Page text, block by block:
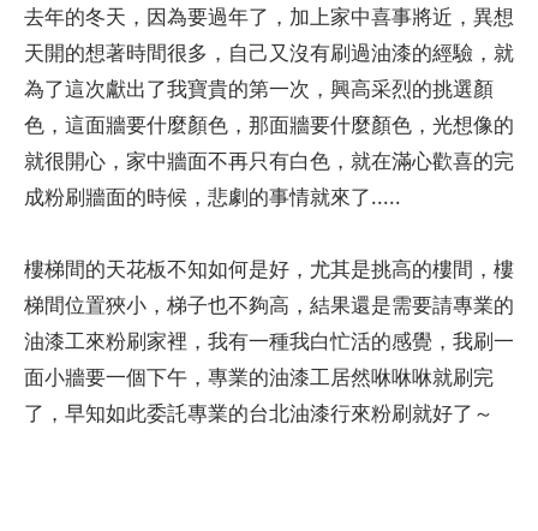
去年的冬天，因為要過年了，加上家中喜事將近，異想
天開的想著時間很多，自己又沒有刷過油漆的經驗，就
為了這次獻出了我寶貴的第一次，興高采烈的挑選顏
色，這面牆要什麼顏色，那面牆要什麼顏色，光想像的
就很開心，家中牆面不再只有白色，就在滿心歡喜的完
成粉刷牆面的時候，悲劇的事情就來了.....
樓梯間的天花板不知如何是好，尤其是挑高的樓間，樓
梯間位置狹小，梯子也不夠高，結果還是需要請專業的
油漆工來粉刷家裡，我有一種我白忙活的感覺，我刷一
面小牆要一個下午，專業的油漆工居然咻咻咻就刷完
了，早知如此委託專業的台北油漆行來粉刷就好了～